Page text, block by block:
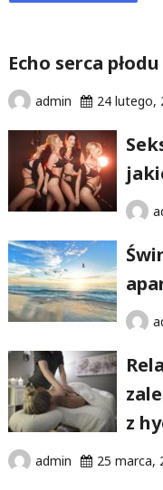
stomatologiczne"
Echo serca
admin 24 lutego,
z
admin 25 marca,